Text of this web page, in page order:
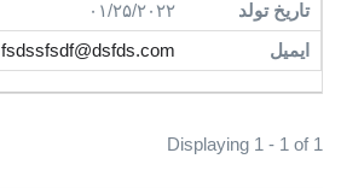
۰۱/۲۵/۲۰۲۲
fsdssfsdf@dsfds.com
Displaying 1 - 1 of 1